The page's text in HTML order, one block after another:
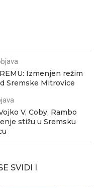
Izmenjen režim
Sremske Mitrovice
V, Coby, Rambo
stižu u Sremsku
SVIDI I